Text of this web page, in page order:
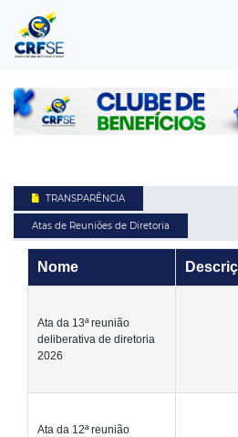
TRANSPARÊNCIA
Atas de Reuniões de Diretoria
Nome
Ata da 13ª reunião
deliberativa de diretoria
2026
Ata da 12ª reunião